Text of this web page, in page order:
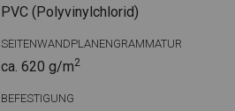
PVC (Polyvinylchlorid)
SEITENWANDPLANENGRAMMATUR
ca. 620 g/m2
BEFESTIGUNG